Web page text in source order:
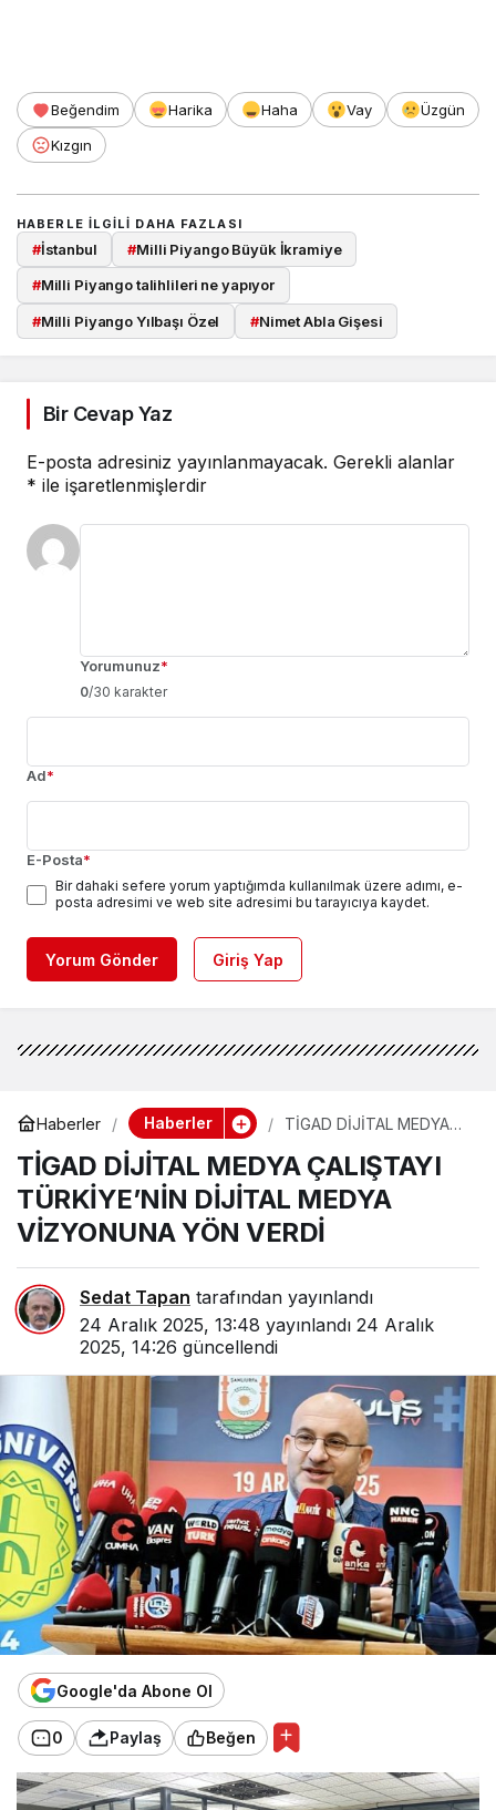
Beğendim Harika Haha Vay
Üzgün
Kızgın
HABERLE ILGILI DAHA FAZLASI
#İstanbul #Milli Piyango Büyük İkramiye
#Milli Piyango talihlileri ne yapıyor
#Milli Piyango Yılbaşı Özel #Nimet Abla Gişesi
Bir Cevap Yaz
E-posta adresiniz yayınlanmayacak. Gerekli alanlar
* ile işaretlenmişlerdir
Yorumunuz*
0/30 karakter
Ad*
E-Posta*
Bir dahaki sefere yorum yaptığımda kullanılmak üzere adımı, e-
posta adresimi ve web site adresimi bu tarayıcıya kaydet.
Yorum Gönder Giriş Yap
Haberler Haberler
TİGAD DİJİTAL MEDYA
DİJİTAL MEDYA
VİZYONUNA YÖN VERDİ
TİGAD DİJİTAL MEDYA ÇALIŞTAYI
TÜRKİYE’NİN DİJİTAL MEDYA
VİZYONUNA YÖN VERDİ
Sedat Tapan tarafından yayınlandı
24 Aralık 2025, 13:48 yayınlandı 24 Aralık
2025, 14:26 güncellendi
Google'da Abone Ol
0 Paylaş Beğen